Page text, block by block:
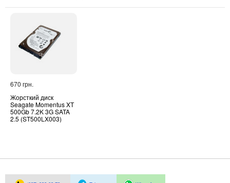
670 грн.
Жорсткий диск
Seagate Momentus XT
500Gb 7.2K 3G SATA
2.5 (ST500LX003)